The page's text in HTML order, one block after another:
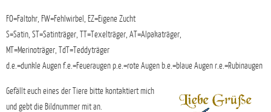
FO=Faltohr, FW=Fehlwirbel, EZ=Eigene Zucht
S=Satin, ST=Satinträger, TT=Texelträger, AT=Alpakaträger,
MT=Merinoträger, TdT=Teddyträger
d.e.=dunkle Augen f.e.=Feueraugen p.e.=rote Augen b.e.=blaue Augen r.e.=Rubinaugen
Gefällt euch eines der Tiere bitte kontaktiert mich
und gebt die Bildnummer mit an.